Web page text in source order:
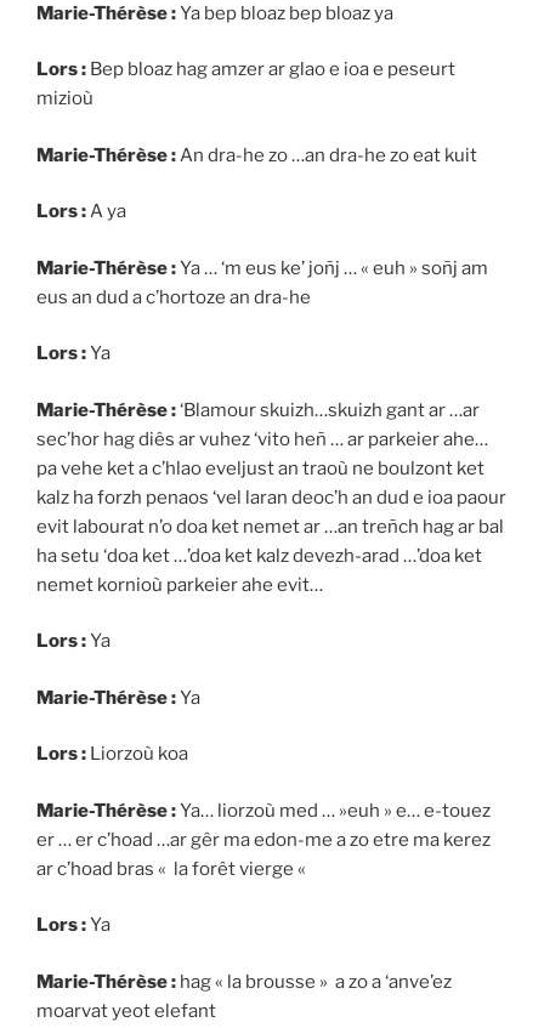
Marie-Thérèse :Ya bep bloaz bep bloaz ya
Lors : Bep bloaz hag amzer ar glao e ioa e peseurt
mizioù
Marie-Thérèse : An dra-he zo …an dra-he zo eat kuit
Lors :A ya
Marie-Thérèse :Ya … ‘m eus ke’ joñj … « euh » soñj am
eus an dud a c’hortoze an dra-he
Lors :Ya
Marie-Thérèse :‘Blamour skuizh…skuizh gant ar …ar
sec’hor hag diês ar vuhez ‘vito heñ … ar parkeier ahe…
pa vehe ket a c’hlao eveljust an traoù ne boulzont ket
kalz ha forzh penaos ‘vel laran deoc’h an dud e ioa paour
evit labourat n’o doa ket nemet ar …an treñch hag ar bal
ha setu ‘doa ket …’doa ket kalz devezh-arad …’doa ket
nemet kornioù parkeier ahe evit…
Lors :Ya
Marie-Thérèse :Ya
Lors : Liorzoù koa
Marie-Thérèse :Ya… liorzoù med … »euh » e… e-touez
er … er c’hoad …ar gêr ma edon-me a zo etre ma kerez
ar c’hoad bras « la forêt vierge «
Lors :Ya
Marie-Thérèse : hag « la brousse » a zo a ‘anve’ez
moarvat yeot elefant